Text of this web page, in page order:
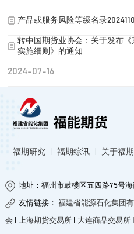
产品或服务风险等级名录
转中国期货业协会：关于发布
实施细则》的通知
2024-07-16
福期研究 福期综讯 关于福期
地址：福州市鼓楼区五四路75号海
友情链接： 福建省能源石化集团
会 上海期货交易所| 大连商品交易所|